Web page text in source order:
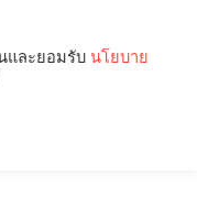
และยอมรับ นโยบาย